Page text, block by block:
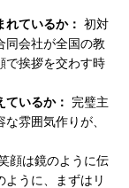
ているか： 初対
同会社が全国の教
で挨拶を交わす時
ているか：
完璧主
雰囲気作りが、
顔は鏡のように伝
ように、まずはリ